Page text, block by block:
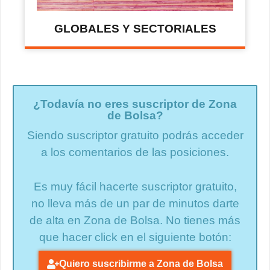
GLOBALES Y SECTORIALES
¿Todavía no eres suscriptor de Zona
de Bolsa?
Siendo suscriptor gratuito podrás acceder
a los comentarios de las posiciones.
Es muy fácil hacerte suscriptor gratuito,
no lleva más de un par de minutos darte
de alta en Zona de Bolsa. No tienes más
que hacer click en el siguiente botón:
Quiero suscribirme a Zona de Bolsa